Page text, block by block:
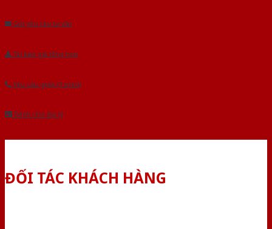
Gửi yêu cầu tư vấn
Tải báo giá tổng hợp
Yêu cầu gọi lại (3 phút)
Dành cho đại lý
ĐỐI TÁC KHÁCH HÀNG